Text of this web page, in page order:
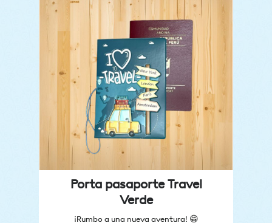
Porta pasaporte Travel
Verde
¡Rumbo a una nueva aventura! 😁